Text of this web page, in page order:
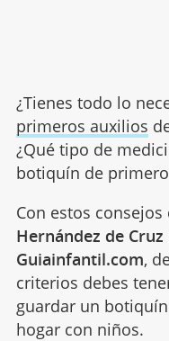
¿Tienes todo lo
primeros auxilios
¿Qué tipo de
botiquín de
Con estos
Hernández de Cruz
Guiainfantil.com,
criterios debes
guardar un
hogar con niños.